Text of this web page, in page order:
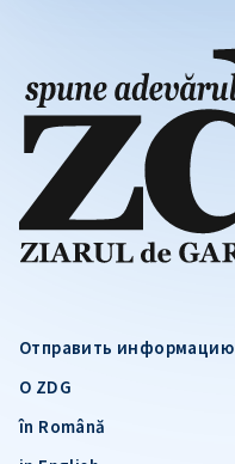
Отправить информацию
О ZDG
în Română